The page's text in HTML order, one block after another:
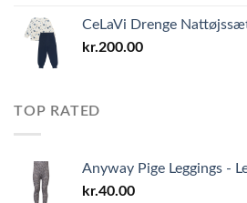
CeLaVi Drenge
kr.200.00
TOP RATED
Anyway Pige Leggings -
kr.40.00